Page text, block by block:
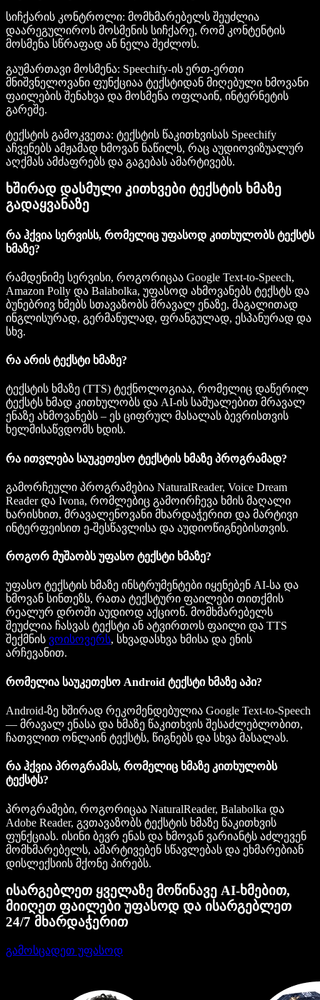
სიჩქარის კონტროლი: მომხმარებელს შეუძლია
დაარეგულიროს მოსმენის სიჩქარე, რომ კონტენტის
მოსმენა სწრაფად ან ნელა შეძლოს.
გაუმართავი მოსმენა: Speechify-ის ერთ-ერთი
მნიშვნელოვანი ფუნქციაა ტექსტიდან მიღებული ხმოვანი
ფაილების შენახვა და მოსმენა ოფლაინ, ინტერნეტის
გარეშე.
ტექსტის გამოკვეთა: ტექსტის წაკითხვისას Speechify
აჩვენებს ამჟამად ხმოვან ნაწილს, რაც აუდიოვიზუალურ
აღქმას ამძაფრებს და გაგებას ამარტივებს.
ხშირად დასმული კითხვები ტექსტის ხმაზე
გადაყვანაზე
რა ჰქვია სერვისს, რომელიც უფასოდ კითხულობს ტექსტს
ხმაზე?
რამდენიმე სერვისი, როგორიცაა Google Text-to-Speech,
Amazon Polly და Balabolka, უფასოდ ახმოვანებს ტექსტს და
ბუნებრივ ხმებს სთავაზობს მრავალ ენაზე, მაგალითად
ინგლისურად, გერმანულად, ფრანგულად, ესპანურად და
სხვ.
რა არის ტექსტი ხმაზე?
ტექსტის ხმაზე (TTS) ტექნოლოგიაა, რომელიც დაწერილ
ტექსტს ხმად კითხულობს და AI-ის საშუალებით მრავალ
ენაზე ახმოვანებს – ეს ციფრულ მასალას ბევრისთვის
ხელმისაწვდომს ხდის.
რა ითვლება საუკეთესო ტექსტის ხმაზე პროგრამად?
გამორჩეული პროგრამებია NaturalReader, Voice Dream
Reader და Ivona, რომლებიც გამოირჩევა ხმის მაღალი
ხარისხით, მრავალენოვანი მხარდაჭერით და მარტივი
ინტერფეისით ე-შესწავლისა და აუდიოწიგნებისთვის.
როგორ მუშაობს უფასო ტექსტი ხმაზე?
უფასო ტექსტის ხმაზე ინსტრუმენტები იყენებენ AI-სა და
ხმოვან სინთეზს, რათა ტექსტური ფაილები თითქმის
რეალურ დროში აუდიოდ აქციონ. მომხმარებელს
შეუძლია ჩასვას ტექსტი ან ატვირთოს ფაილი და TTS
შექმნის ვოისოვერს, სხვადასხვა ხმისა და ენის
არჩევანით.
რომელია საუკეთესო Android ტექსტი ხმაზე აპი?
Android-ზე ხშირად რეკომენდებულია Google Text-to-Speech
— მრავალ ენასა და ხმაზე წაკითხვის შესაძლებლობით,
ჩათვლით ონლაინ ტექსტს, წიგნებს და სხვა მასალას.
რა ჰქვია პროგრამას, რომელიც ხმაზე კითხულობს
ტექსტს?
პროგრამები, როგორიცაა NaturalReader, Balabolka და
Adobe Reader, გვთავაზობს ტექსტის ხმაზე წაკითხვის
ფუნქციას. ისინი ბევრ ენას და ხმოვან ვარიანტს აძლევენ
მომხმარებელს, ამარტივებენ სწავლებას და ეხმარებიან
დისლექსიის მქონე პირებს.
ისარგებლეთ ყველაზე მოწინავე AI-ხმებით,
მიიღეთ ფაილები უფასოდ და ისარგებლეთ
24/7 მხარდაჭერით
გამოსცადეთ უფასოდ